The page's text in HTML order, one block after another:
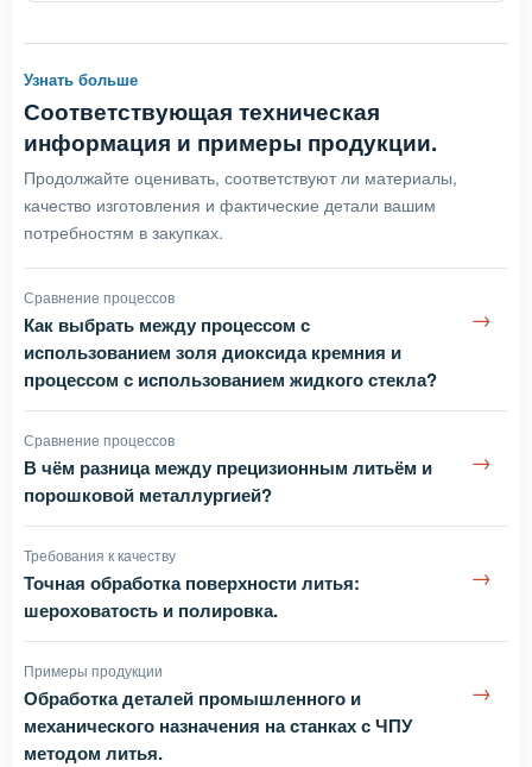
Узнать больше
Соответствующая техническая
информация и примеры продукции.
Продолжайте оценивать, соответствуют ли материалы,
качество изготовления и фактические детали вашим
потребностям в закупках.
Сравнение процессов
Как выбрать между процессом с
использованием золя диоксида кремния и
процессом с использованием жидкого стекла?
→
Сравнение процессов
В чём разница между прецизионным литьём и
порошковой металлургией?
→
Требования к качеству
Точная обработка поверхности литья:
шероховатость и полировка.
→
Примеры продукции
Обработка деталей промышленного и
механического назначения на станках с ЧПУ
методом литья.
→